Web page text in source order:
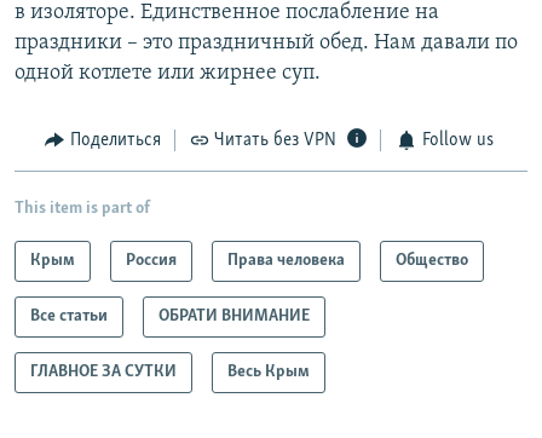
в изоляторе. Единственное послабление на
праздники – это праздничный обед. Нам давали по
одной котлете или жирнее суп.
Поделиться Читать без VPN Follow us
This item is part of
Крым Россия Права человека Общество
Все статьи ОБРАТИ ВНИМАНИЕ
ГЛАВНОЕ ЗА СУТКИ Весь Крым